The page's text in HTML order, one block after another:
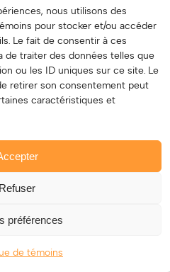
nous utilisons des
pour stocker et/ou accéder
Le fait de consentir à ces
de traiter des données telles que
ou les ID uniques sur ce site. Le
retirer son consentement peut
caractéristiques et
Refuser
préférences
de témoins
Poire est à surveiller de